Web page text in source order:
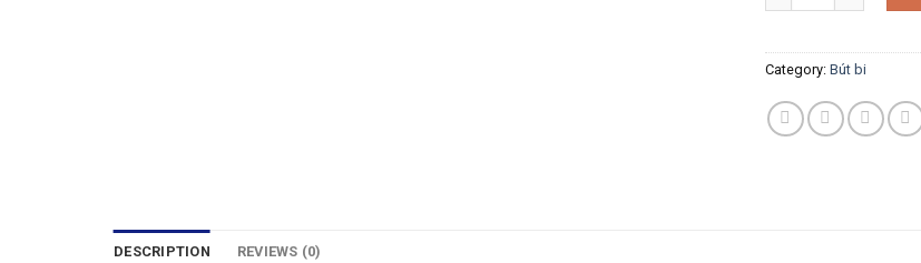
Category: Bút bi
DESCRIPTION REVIEWS (0)